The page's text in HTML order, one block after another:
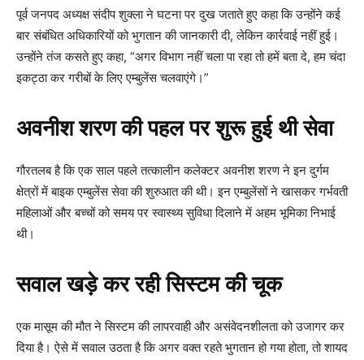
पूर्व जनपद अध्यक्ष संदीप शुक्ला ने घटना पर दुख जताते हुए कहा कि उन्होंने कई
बार संबंधित अधिकारियों को भुगतान की जानकारी दी, लेकिन कार्रवाई नहीं हुई।
उन्होंने तंज कसते हुए कहा, “अगर विभाग नहीं चला पा रहा तो हमें बता दे, हम चंदा
इकट्ठा कर गरीबों के लिए एम्बुलेंस चलवाएंगे।”
अवनीश शरण की पहल पर शुरू हुई थी सेवा
गौरतलब है कि एक साल पहले तत्कालीन कलेक्टर अवनीश शरण ने इन दुर्गम
क्षेत्रों में बाइक एम्बुलेंस सेवा की शुरुआत की थी। इन एम्बुलेंसों ने खासकर गर्भवती
महिलाओं और बच्चों को समय पर स्वास्थ्य सुविधा दिलाने में अहम भूमिका निभाई
थी।
सवाल खड़े कर रही सिस्टम की चूक
एक मासूम की मौत ने सिस्टम की लापरवाही और असंवेदनशीलता को उजागर कर
दिया है। ऐसे में सवाल उठता है कि अगर वक्त रहते भुगतान हो गया होता, तो शायद